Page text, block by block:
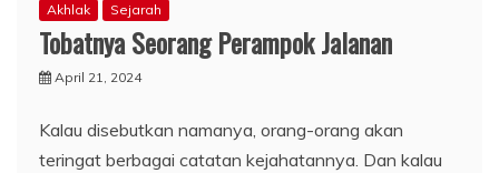
Akhlak Sejarah
Tobatnya Seorang Perampok Jalanan
April 21, 2024
Kalau disebutkan namanya, orang-orang akan
teringat berbagai catatan kejahatannya. Dan kalau